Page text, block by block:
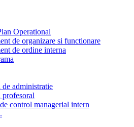
Operational
de organizare si functionare
de ordine interna
administratie
control managerial intern